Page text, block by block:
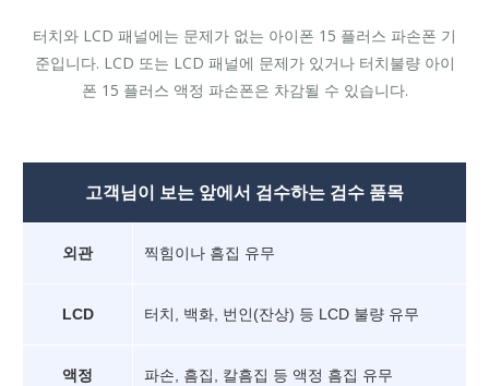
터치와 LCD 패널에는 문제가 없는 아이폰 15 플러스 파손폰 기
준입니다. LCD 또는 LCD 패널에 문제가 있거나 터치불량 아이
폰 15 플러스 액정 파손폰은 차감될 수 있습니다.
고객님이 보는 앞에서 검수하는 검수 품목
외관 찍힘이나 흠집 유무
LCD 터치, 백화, 번인(잔상) 등 LCD 불량 유무
액정 파손, 흠집, 칼흠집 등 액정 흠집 유무